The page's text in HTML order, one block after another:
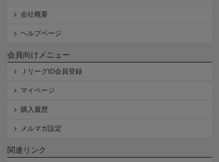
会社概要
ヘルプページ
会員向けメニュー
ＪリーグID会員登録
マイページ
購入履歴
メルマガ設定
関連リンク